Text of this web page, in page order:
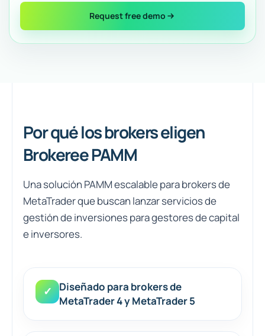
Request free demo
Por qué los brokers eligen
Brokeree PAMM
Una solución PAMM escalable para brokers de
MetaTrader que buscan lanzar servicios de
gestión de inversiones para gestores de capital
e inversores.
✓ Diseñado para brokers de
MetaTrader 4 y MetaTrader 5